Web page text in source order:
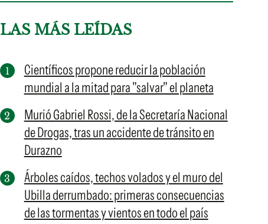
LAS MÁS LEÍDAS
Científicos propone reducir la población
mundial a la mitad para "salvar" el planeta
Murió Gabriel Rossi, de la Secretaría Nacional
de Drogas, tras un accidente de tránsito en
Durazno
Árboles caídos, techos volados y el muro del
Ubilla derrumbado: primeras consecuencias
de las tormentas y vientos en todo el país